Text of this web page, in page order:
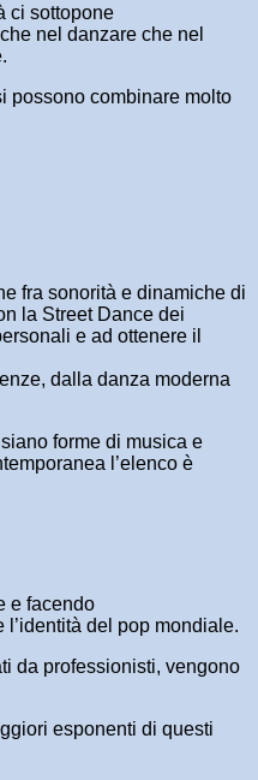
ci sottopone
nel danzare che nel
possono combinare molto
fra sonorità e dinamiche di
la Street Dance dei
e ad ottenere il
dalla danza moderna
forme di musica e
l’elenco è
e facendo
del pop mondiale.
da professionisti, vengono
esponenti di questi